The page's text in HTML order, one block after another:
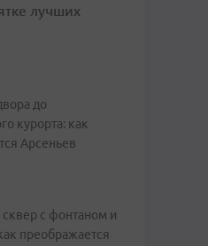
лучших
до
курорта: как
Арсеньев
с фонтаном и
преображается